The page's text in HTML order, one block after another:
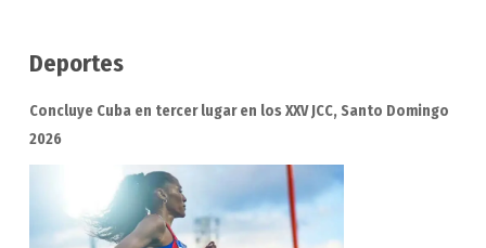
Deportes
Concluye Cuba en tercer lugar en los XXV JCC, Santo Domingo
2026